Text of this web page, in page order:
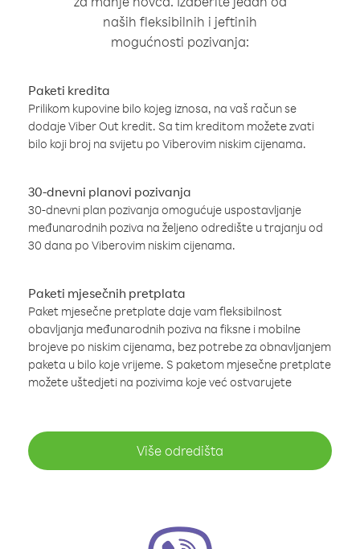
naših fleksibilnih i jeftinih
mogućnosti pozivanja:
Paketi kredita
Prilikom kupovine bilo kojeg iznosa, na vaš račun se
dodaje Viber Out kredit. Sa tim kreditom možete zvati
bilo koji broj na svijetu po Viberovim niskim cijenama.
30-dnevni planovi pozivanja
30-dnevni plan pozivanja omogućuje uspostavljanje
međunarodnih poziva na željeno odredište u trajanju od
30 dana po Viberovim niskim cijenama.
Paketi mjesečnih pretplata
Paket mjesečne pretplate daje vam fleksibilnost
obavljanja međunarodnih poziva na fiksne i mobilne
brojeve po niskim cijenama, bez potrebe za obnavljanjem
paketa u bilo koje vrijeme. S paketom mjesečne pretplate
možete uštedjeti na pozivima koje već ostvarujete
Više odredišta